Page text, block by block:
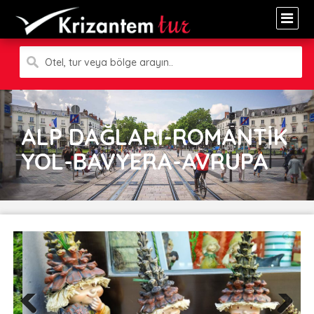
Otel, tur veya bölge arayın..
ALP DAĞLARI-ROMANTİK
YOL-BAVYERA-AVRUPA